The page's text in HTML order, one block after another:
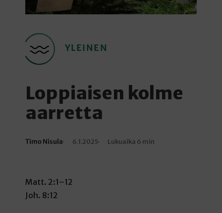
YLEINEN
Loppiaisen kolme
aarretta
Kirjoittaja
Timo Nisula
Julkaistu 6.1.2025
Lukuaika Lukuaika 6 min
Matt. 2:1–12
Joh. 8:12